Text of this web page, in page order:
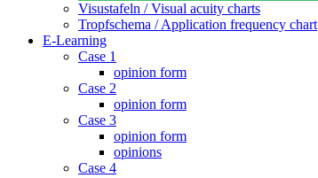
Visustafeln / Visual acuity charts
Tropfschema / Application frequency chart
E-Learning
Case 1
opinion form
Case 2
opinion form
Case 3
opinion form
opinions
Case 4